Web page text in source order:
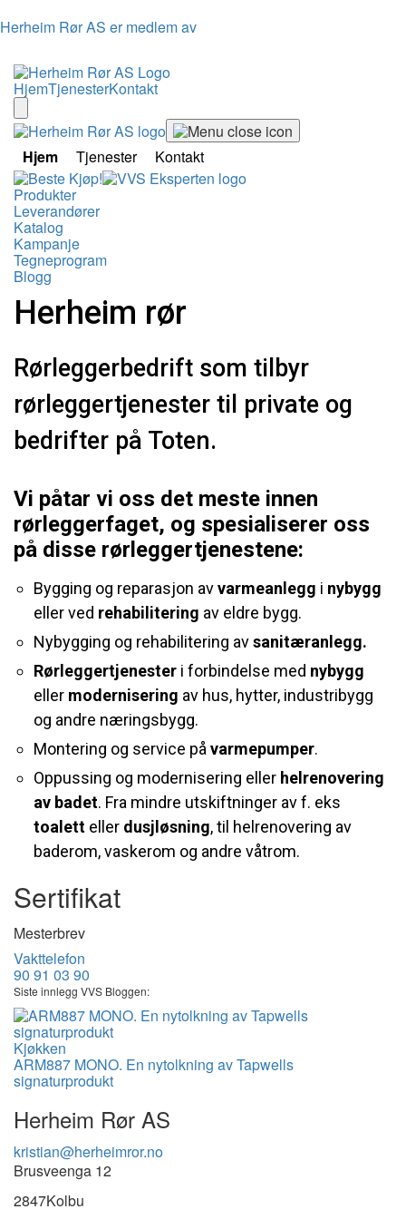
Herheim Rør AS er medlem av
HjemTjenesterKontakt
Hjem Tjenester
Kontakt
Produkter
Leverandører
Katalog
Kampanje
Tegneprogram
Blogg
Herheim rør
Rørleggerbedrift som tilbyr
rørleggertjenester til private og
bedrifter på Toten.
Vi påtar vi oss det meste innen
rørleggerfaget, og spesialiserer oss
på disse rørleggertjenestene:
Bygging og reparasjon avvarmeanlegg i nybygg
eller ved rehabilitering av eldre bygg.
Nybygging og rehabilitering avsanitæranlegg.
Rørleggertjenester i forbindelse med nybygg
eller modernisering av hus, hytter, industribygg
og andre næringsbygg.
Montering og service påvarmepumper.
Oppussing og modernisering eller helrenovering
av badet. Fra mindre utskiftninger av f. eks
toalett eller dusjløsning, til helrenovering av
baderom, vaskerom og andre våtrom.
Sertifikat
Mesterbrev
Vakttelefon
90 91 03 90
Siste innlegg VVS Bloggen:
Kjøkken
ARM887 MONO. En nytolkning av Tapwells
signaturprodukt
Herheim Rør AS
kristian@herheimror.no
Brusveenga 12
2847Kolbu